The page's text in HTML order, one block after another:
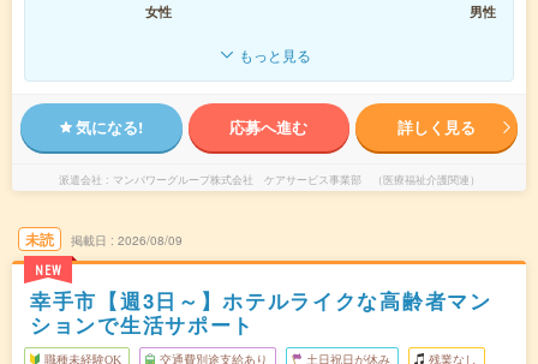
女性
男性
もっと見る
気になる! 応募へ進む 詳しく見る
派遣会社 マンパワーグループ株式会社 ケアサービス事業部 （医療福祉介護関連）
未読
NEW
掲載日 2026/08/09
幸手市【週3日～】ホテルライクな高齢者マン
ションで生活サポート
職種未経験OK 交通費別途支給あり 土日祝日が休み 残業なし